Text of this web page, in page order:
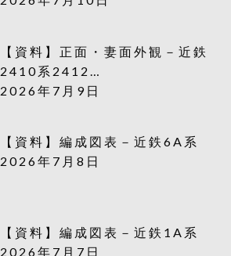
【資料】正面・妻面外観－近鉄
2410系2412…
2026年7月9日
【資料】編成図表－近鉄6A系
2026年7月8日
【資料】編成図表－近鉄1A系
2026年7月7日